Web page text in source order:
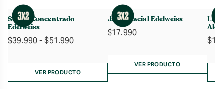
Sérum Concentrado
Edelweiss
$39.990- $51.990Rango
precios:
desde
$39.990
VER PRODUCTO
Jabón Facial Edelweiss
$17.990
VER PRODUCTO
$